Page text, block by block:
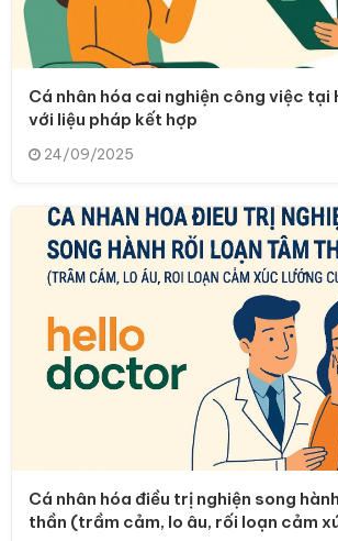
Cá nhân hóa cai nghiện công việc
với liệu pháp kết hợp
24/09/2025
Cá nhân hóa điều trị nghiện song
thần (trầm cảm, lo âu, rối loạn cảm